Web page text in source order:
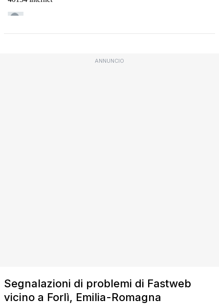
ANNUNCIO
Segnalazioni di problemi di Fastweb
vicino a Forlì, Emilia-Romagna